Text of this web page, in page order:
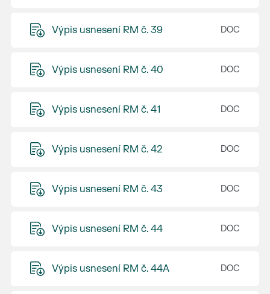
Výpis usnesení RM č. 39
Výpis usnesení RM č. 40
Výpis usnesení RM č. 41
Výpis usnesení RM č. 42
Výpis usnesení RM č. 43
Výpis usnesení RM č. 44
Výpis usnesení RM č. 44A